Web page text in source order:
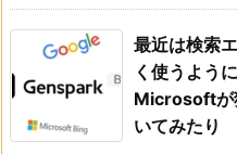
最近は検索
く使うよう
Microsoftが
いてみたり